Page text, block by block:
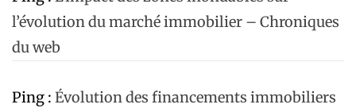
l’évolution du marché immobilier – Chroniques
du web
Ping : Évolution des financements immobiliers